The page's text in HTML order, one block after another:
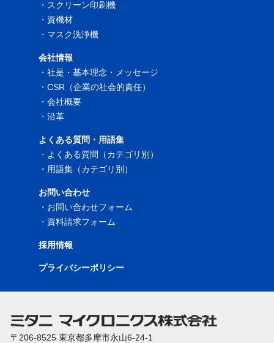
・ スクリーン印刷機
・ 資機材
・ マスク洗浄機
会社情報
・社是・基本理念・メッセージ
・CSR（企業の社会的責任）
・会社概要
・沿革
よくある質問・用語集
・ よくある質問（カテゴリ別）
・ 用語集（カテゴリ別）
お問い合わせ
・ お問い合わせフォーム
・ 資料請求フォーム
採用情報
プライバシーポリシー
〒206-8525 東京都多摩市永山6-24-1